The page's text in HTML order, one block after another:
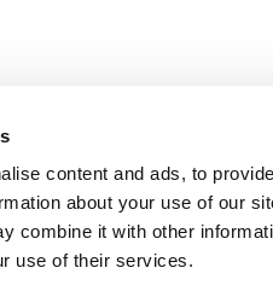
content and ads, to
about your use of our
combine it with other
use of their services.
kodex a Tell us